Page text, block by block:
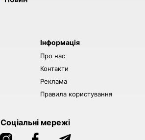
Інформація
Про нас
Контакти
Реклама
Правила користування
Соціальні мережі